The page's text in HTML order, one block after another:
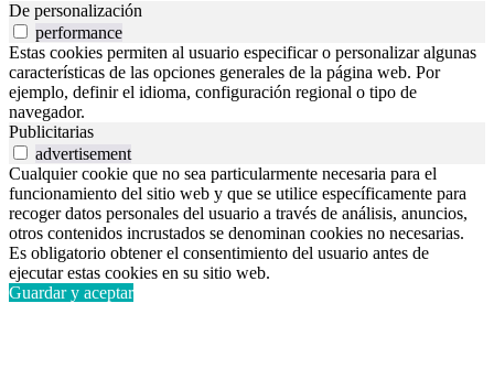
De personalización
performance
Estas cookies permiten al usuario especificar o personalizar algunas
características de las opciones generales de la página web. Por
ejemplo, definir el idioma, configuración regional o tipo de
navegador.
Publicitarias
advertisement
Cualquier cookie que no sea particularmente necesaria para el
funcionamiento del sitio web y que se utilice específicamente para
recoger datos personales del usuario a través de análisis, anuncios,
otros contenidos incrustados se denominan cookies no necesarias.
Es obligatorio obtener el consentimiento del usuario antes de
ejecutar estas cookies en su sitio web.
Guardar y aceptar